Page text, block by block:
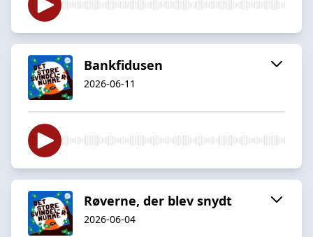
Bankfidusen
2026-06-11
Røverne, der blev snydt
2026-06-04